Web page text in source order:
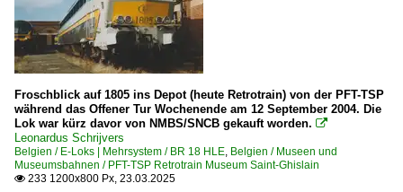
Froschblick auf 1805 ins Depot (heute Retrotrain) von der PFT-TSP
während das Offener Tur Wochenende am 12 September 2004. Die
Lok war kürz davor von NMBS/SNCB gekauft worden. 
Leonardus Schrijvers
Belgien / E-Loks | Mehrsystem / BR 18 HLE, Belgien / Museen und
Museumsbahnen / PFT-TSP Retrotrain Museum Saint-Ghislain
 233 1200x800 Px, 23.03.2025